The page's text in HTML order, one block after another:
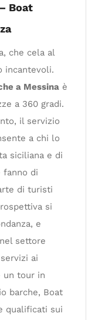
Boat
che cela al
incantevoli.
a Messina è
a 360 gradi.
il servizio
a chi lo
siciliana e di
fanno di
di turisti
si
e
settore
ai
un tour in
barche, Boat
qualificati sui